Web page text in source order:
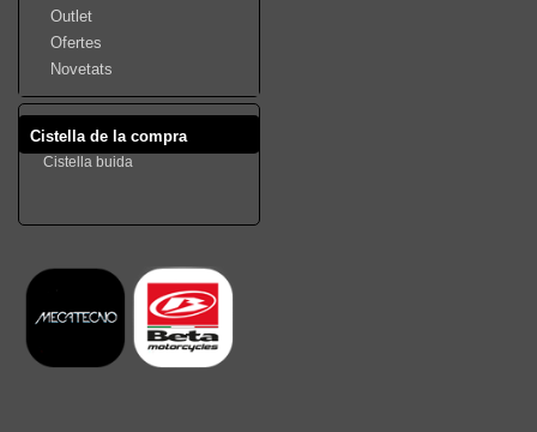
Outlet
Ofertes
Novetats
Cistella de la compra
Cistella buida